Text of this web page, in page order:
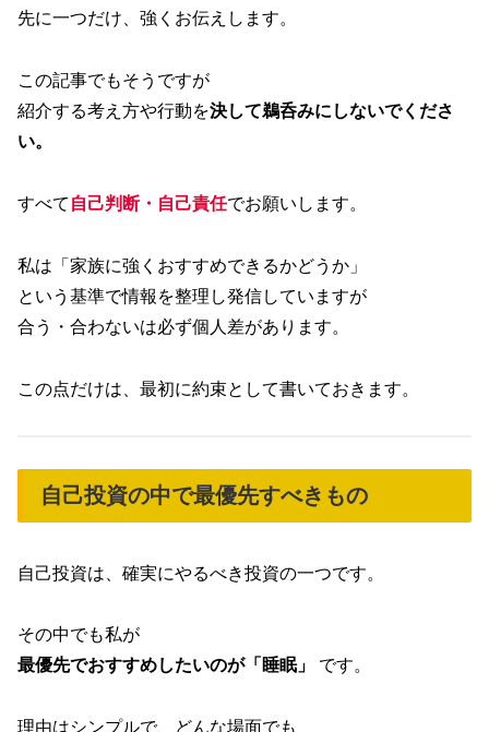
先に一つだけ、強くお伝えします。
この記事でもそうですが
紹介する考え方や行動を決して鵜呑みにしないでくださ
い。
すべて 自己判断・自己責任でお願いします。
私は「家族に強くおすすめできるかどうか」
という基準で情報を整理し発信していますが
合う・合わないは必ず個人差があります。
この点だけは、最初に約束として書いておきます。
自己投資の中で最優先すべきもの
自己投資は、確実にやるべき投資の一つです。
その中でも私が
最優先でおすすめしたいのが「睡眠」
です。
理由はシンプルで、どんな場面でも